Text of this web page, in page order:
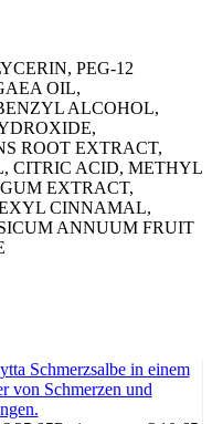
PEG-12
OIL,
ALCOHOL,
ROOT EXTRACT,
CITRIC ACID, METHYL
EXTRACT,
CINNAMAL,
ANNUUM FRUIT
Nach dem